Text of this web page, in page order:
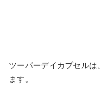
ツーパーデイカプセルは
ます。